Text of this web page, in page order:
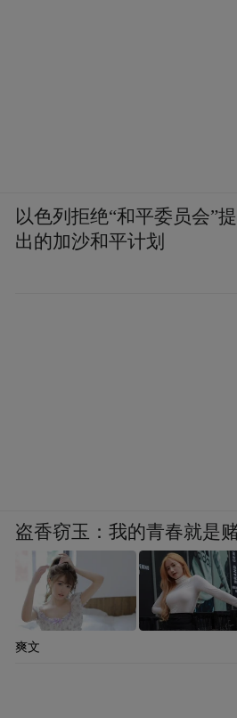
以色列拒绝“和平委员会”提
出的加沙和平计划
盗香窃玉：我的青春就是
爽文